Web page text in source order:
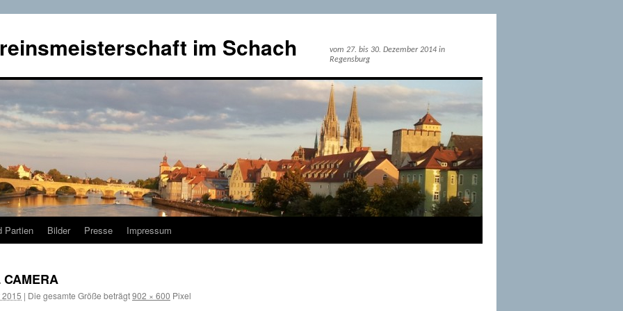
im Schach
vom 27. bis 30. Dezember 2014 in
Regensburg
Partien Bilder Presse Impressum
CAMERA
| Die gesamte Größe beträgt902 × 600 Pixel